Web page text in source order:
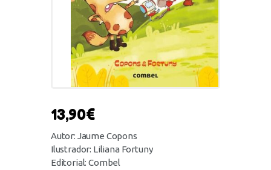
13,90€
Autor: Jaume Copons
Ilustrador: Liliana Fortuny
Editorial: Combel